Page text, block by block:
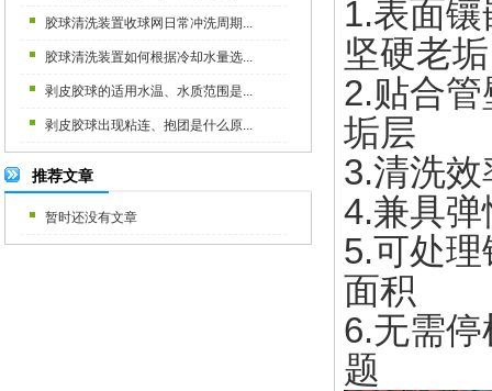
胶球清洗装置收球网日常冲洗周期...
胶球清洗装置如何根据冷却水量选...
剥皮胶球的适用水温、水质范围是...
剥皮胶球出现粘连、抱团是什么原...
推荐文章
暂时还没有文章
1.表面
坚硬老垢
2.贴合
垢层
3.清洗
4.兼具
5.可处
面积
6.无需
题